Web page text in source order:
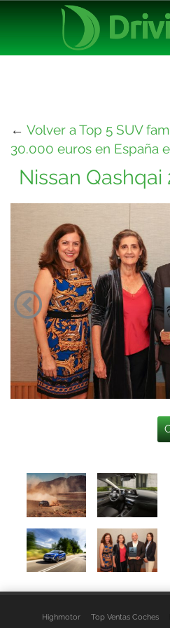
← Volver a Top 5 SUV
30.000 euros en España
Nissan Qashqai
Highmotor Top Ventas Coches